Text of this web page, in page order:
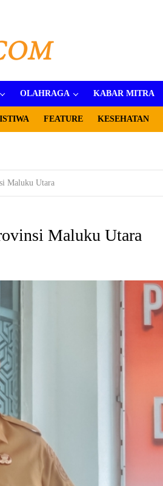
OLAHRAGA KABAR MITRA
FEATURE KESEHATAN
Maluku Utara
Maluku Utara